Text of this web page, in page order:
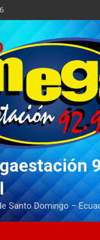
Santo Domingo –